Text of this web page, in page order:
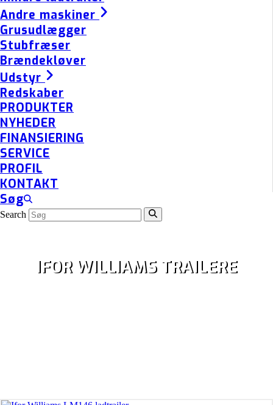
Andre maskiner
Grusudlægger
Stubfræser
Brændekløver
Udstyr
Redskaber
PRODUKTER
NYHEDER
FINANSIERING
SERVICE
PROFIL
KONTAKT
Søg
Search
IFOR WILLIAMS TRAILERE